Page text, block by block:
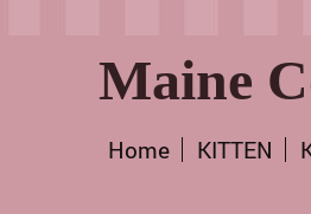
Maine
Home KITTEN